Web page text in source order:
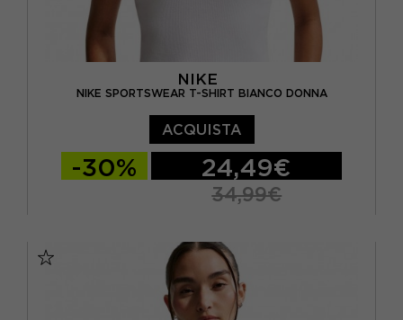
NIKE
NIKE SPORTSWEAR T-SHIRT BIANCO DONNA
ACQUISTA
-30% 24,49€
34,99€